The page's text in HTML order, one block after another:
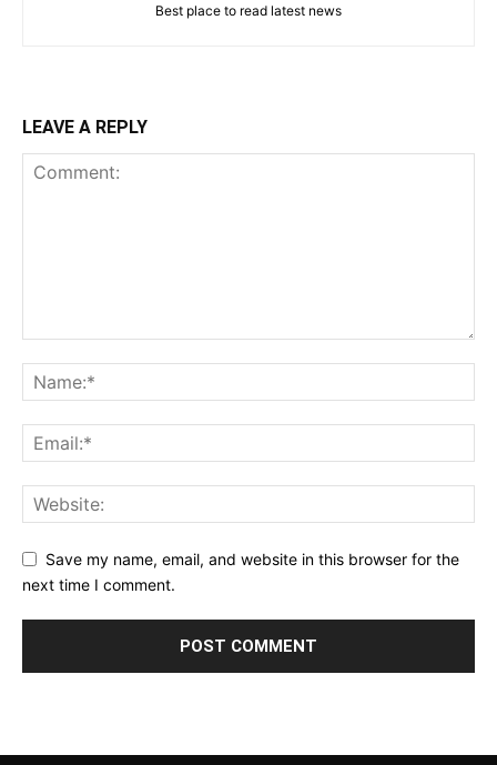
Best place to read latest news
LEAVE A REPLY
Save my name, email, and website in this browser for the
next time I comment.